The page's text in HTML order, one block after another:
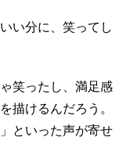
い分に、笑ってし
笑ったし、満足感
描けるんだろう。
といった声が寄せ